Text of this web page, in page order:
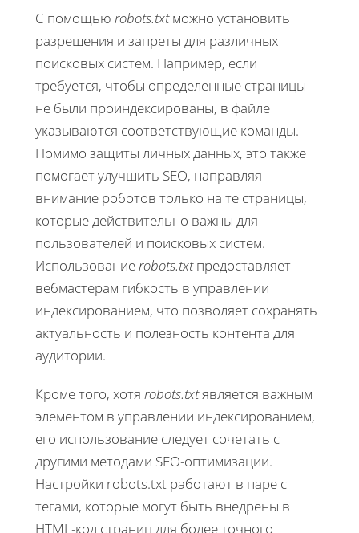
С помощью robots.txtможно установить
разрешения и запреты для различных
поисковых систем. Например, если
требуется, чтобы определенные страницы
не были проиндексированы, в файле
указываются соответствующие команды.
Помимо защиты личных данных, это также
помогает улучшить SEO, направляя
внимание роботов только на те страницы,
которые действительно важны для
пользователей и поисковых систем.
Использованиеrobots.txtпредоставляет
вебмастерам гибкость в управлении
индексированием, что позволяет сохранять
актуальность и полезность контента для
аудитории.
Кроме того, хотя robots.txtявляется важным
элементом в управлении индексированием,
его использование следует сочетать с
другими методами SEO-оптимизации.
Настройки robots.txt работают в паре с
тегами, которые могут быть внедрены в
HTML-код страниц для более точного